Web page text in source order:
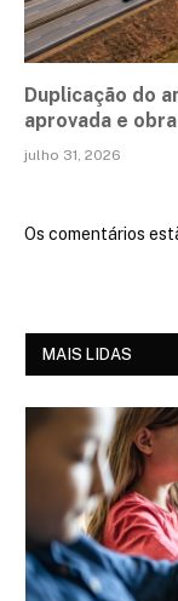
Duplicação do
aprovada e
julho 31, 2026
Os comentários
MAIS LIDAS